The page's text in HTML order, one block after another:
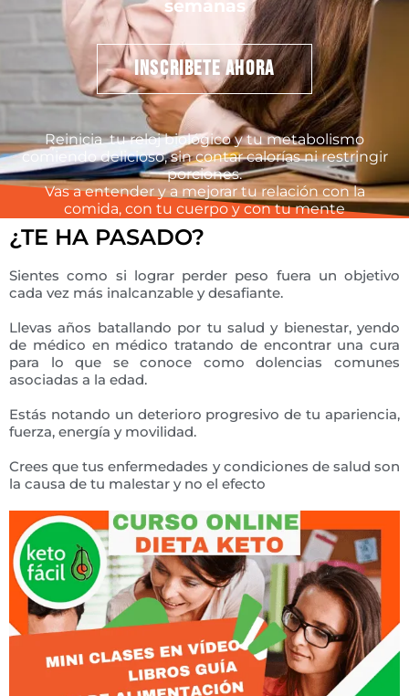
semanas
INSCRIBETE AHORA
Reinicia tu reloj biológico y tu metabolismo
comiendo delicioso, sin contar calorías ni restringir
porciones.
Vas a entender y a mejorar tu relación con la
comida, con tu cuerpo y con tu mente
¿TE HA PASADO?
Sientes como si lograr perder peso fuera un objetivo
cada vez más inalcanzable y desafiante.
Llevas años batallando por tu salud y bienestar, yendo
de médico en médico tratando de encontrar una cura
para lo que se conoce como dolencias comunes
asociadas a la edad.
Estás notando un deterioro progresivo de tu apariencia,
fuerza, energía y movilidad.
Crees que tus enfermedades y condiciones de salud son
la causa de tu malestar y no el efecto